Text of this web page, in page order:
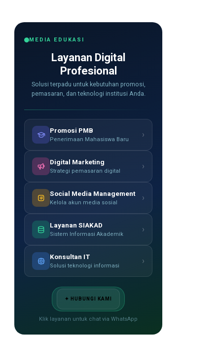
MEDIA EDUKASI
Layanan Digital
Profesional
Solusi terpadu untuk kebutuhan promosi,
pemasaran, dan teknologi institusi Anda.
Promosi PMB
Penerimaan Mahasiswa Baru ›
Digital Marketing
Strategi pemasaran digital ›
Social Media Management
Kelola akun media sosial ›
Layanan SIAKAD
Sistem Informasi Akademik ›
Konsultan IT
Solusi teknologi informasi ›
✦ HUBUNGI KAMI
Klik layanan untuk chat via WhatsApp